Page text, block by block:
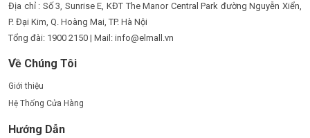
Địa chỉ : Số 3, Sunrise E, KĐT The Manor Central Park đường Nguyễn Xiển,
P. Đại Kim, Q. Hoàng Mai, TP. Hà Nội
Tổng đài: 1900 2150 | Mail: info@elmall.vn
Về Chúng Tôi
Giới thiệu
Hệ Thống Cửa Hàng
Hướng Dẫn